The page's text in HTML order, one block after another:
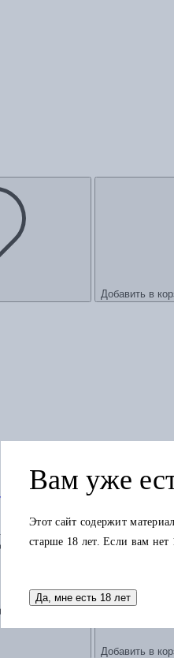
Добавить в
история группы
Добавить в
Вам уже
Этот сайт содержит
старше 18 лет. Если вам
Да, мне есть 18 лет